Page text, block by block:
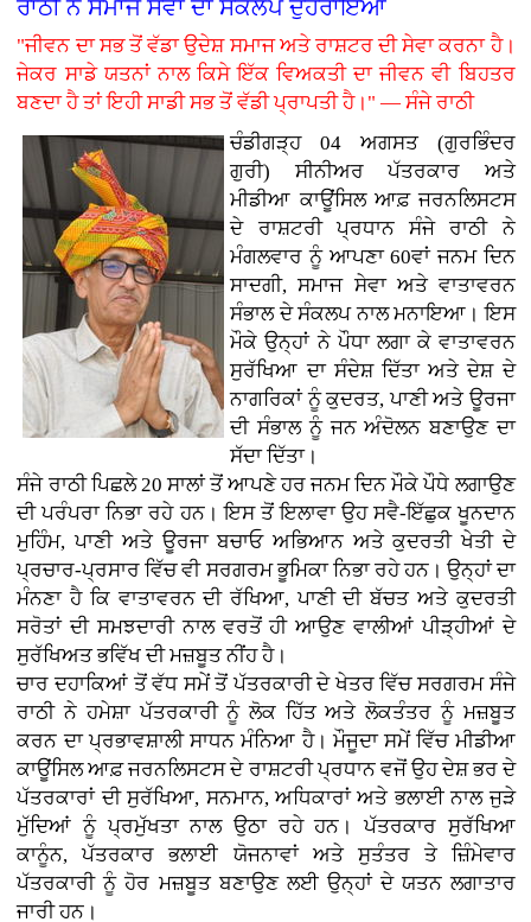
ਰਾਠੀ ਨੇ ਸਮਾਜ ਸੇਵਾ ਦਾ ਸੰਕਲਪ ਦੁਹਰਾਇਆ
"ਜੀਵਨ ਦਾ ਸਭ ਤੋਂ ਵੱਡਾ ਉਦੇਸ਼ ਸਮਾਜ ਅਤੇ ਰਾਸ਼ਟਰ ਦੀ ਸੇਵਾ ਕਰਨਾ ਹੈ।
ਜੇਕਰ ਸਾਡੇ ਯਤਨਾਂ ਨਾਲ ਕਿਸੇ ਇੱਕ ਵਿਅਕਤੀ ਦਾ ਜੀਵਨ ਵੀ ਬਿਹਤਰ
ਬਣਦਾ ਹੈ ਤਾਂ ਇਹੀ ਸਾਡੀ ਸਭ ਤੋਂ ਵੱਡੀ ਪ੍ਰਾਪਤੀ ਹੈ।" — ਸੰਜੇ ਰਾਠੀ
ਚੰਡੀਗੜ੍ਹ 04 ਅਗਸਤ (ਗੁਰਭਿੰਦਰ
ਗੁਰੀ)ਸੀਨੀਅਰ ਪੱਤਰਕਾਰ ਅਤੇ
ਮੀਡੀਆ ਕਾਊਂਸਿਲ ਆਫ਼ ਜਰਨਲਿਸਟਸ
ਦੇ ਰਾਸ਼ਟਰੀ ਪ੍ਰਧਾਨ ਸੰਜੇ ਰਾਠੀ ਨੇ
ਮੰਗਲਵਾਰ ਨੂੰ ਆਪਣਾ 60ਵਾਂ ਜਨਮ ਦਿਨ
ਸਾਦਗੀ, ਸਮਾਜ ਸੇਵਾ ਅਤੇ ਵਾਤਾਵਰਨ
ਸੰਭਾਲ ਦੇ ਸੰਕਲਪ ਨਾਲ ਮਨਾਇਆ। ਇਸ
ਮੌਕੇ ਉਨ੍ਹਾਂ ਨੇ ਪੌਧਾ ਲਗਾ ਕੇ ਵਾਤਾਵਰਨ
ਸੁਰੱਖਿਆ ਦਾ ਸੰਦੇਸ਼ ਦਿੱਤਾ ਅਤੇ ਦੇਸ਼ ਦੇ
ਨਾਗਰਿਕਾਂ ਨੂੰ ਕੁਦਰਤ, ਪਾਣੀ ਅਤੇ ਊਰਜਾ
ਦੀ ਸੰਭਾਲ ਨੂੰ ਜਨ ਅੰਦੋਲਨ ਬਣਾਉਣ ਦਾ
ਸੱਦਾ ਦਿੱਤਾ।
ਸੰਜੇ ਰਾਠੀ ਪਿਛਲੇ 20 ਸਾਲਾਂ ਤੋਂ ਆਪਣੇ ਹਰ ਜਨਮ ਦਿਨ ਮੌਕੇ ਪੌਧੇ ਲਗਾਉਣ
ਦੀ ਪਰੰਪਰਾ ਨਿਭਾ ਰਹੇ ਹਨ। ਇਸ ਤੋਂ ਇਲਾਵਾ ਉਹ ਸਵੈ-ਇੱਛੁਕ ਖੂਨਦਾਨ
ਮੁਹਿੰਮ, ਪਾਣੀ ਅਤੇ ਊਰਜਾ ਬਚਾਓ ਅਭਿਆਨ ਅਤੇ ਕੁਦਰਤੀ ਖੇਤੀ ਦੇ
ਪ੍ਰਚਾਰ-ਪ੍ਰਸਾਰ ਵਿੱਚ ਵੀ ਸਰਗਰਮ ਭੂਮਿਕਾ ਨਿਭਾ ਰਹੇ ਹਨ। ਉਨ੍ਹਾਂ ਦਾ
ਮੰਨਣਾ ਹੈ ਕਿ ਵਾਤਾਵਰਨ ਦੀ ਰੱਖਿਆ, ਪਾਣੀ ਦੀ ਬੱਚਤ ਅਤੇ ਕੁਦਰਤੀ
ਸਰੋਤਾਂ ਦੀ ਸਮਝਦਾਰੀ ਨਾਲ ਵਰਤੋਂ ਹੀ ਆਉਣ ਵਾਲੀਆਂ ਪੀੜ੍ਹੀਆਂ ਦੇ
ਸੁਰੱਖਿਅਤ ਭਵਿੱਖ ਦੀ ਮਜ਼ਬੂਤ ਨੀਂਹ ਹੈ।
ਚਾਰ ਦਹਾਕਿਆਂ ਤੋਂ ਵੱਧ ਸਮੇਂ ਤੋਂ ਪੱਤਰਕਾਰੀ ਦੇ ਖੇਤਰ ਵਿੱਚ ਸਰਗਰਮ ਸੰਜੇ
ਰਾਠੀ ਨੇ ਹਮੇਸ਼ਾ ਪੱਤਰਕਾਰੀ ਨੂੰ ਲੋਕ ਹਿੱਤ ਅਤੇ ਲੋਕਤੰਤਰ ਨੂੰ ਮਜ਼ਬੂਤ
ਕਰਨ ਦਾ ਪ੍ਰਭਾਵਸ਼ਾਲੀ ਸਾਧਨ ਮੰਨਿਆ ਹੈ। ਮੌਜੂਦਾ ਸਮੇਂ ਵਿੱਚ ਮੀਡੀਆ
ਕਾਊਂਸਿਲ ਆਫ਼ ਜਰਨਲਿਸਟਸ ਦੇ ਰਾਸ਼ਟਰੀ ਪ੍ਰਧਾਨ ਵਜੋਂ ਉਹ ਦੇਸ਼ ਭਰ ਦੇ
ਪੱਤਰਕਾਰਾਂ ਦੀ ਸੁਰੱਖਿਆ, ਸਨਮਾਨ, ਅਧਿਕਾਰਾਂ ਅਤੇ ਭਲਾਈ ਨਾਲ ਜੁੜੇ
ਮੁੱਦਿਆਂ ਨੂੰ ਪ੍ਰਮੁੱਖਤਾ ਨਾਲ ਉਠਾ ਰਹੇ ਹਨ। ਪੱਤਰਕਾਰ ਸੁਰੱਖਿਆ
ਕਾਨੂੰਨ, ਪੱਤਰਕਾਰ ਭਲਾਈ ਯੋਜਨਾਵਾਂ ਅਤੇ ਸੁਤੰਤਰ ਤੇ ਜ਼ਿੰਮੇਵਾਰ
ਪੱਤਰਕਾਰੀ ਨੂੰ ਹੋਰ ਮਜ਼ਬੂਤ ਬਣਾਉਣ ਲਈ ਉਨ੍ਹਾਂ ਦੇ ਯਤਨ ਲਗਾਤਾਰ
ਜਾਰੀ ਹਨ।